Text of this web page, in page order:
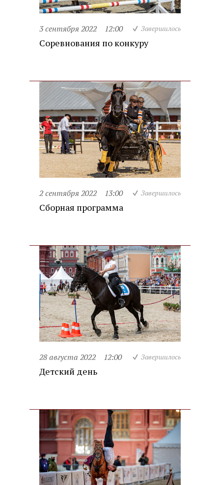
3 сентября 2022 12:00 Завершилось
Соревнования по конкуру
2 сентября 2022 13:00 Завершилось
Сборная программа
28 августа 2022 12:00 Завершилось
Детский день